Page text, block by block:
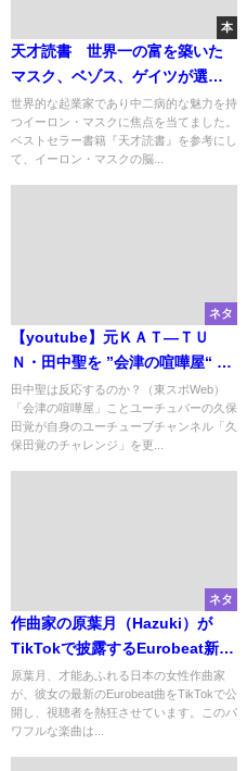
本
天才読書 世界一の富を築いた
マスク、ベゾス、ゲイツが選ぶ
100冊 を基に、イーロン・マス
クの脳内と未来の行動を解析
世界的な起業家であり中二病的な魅力を持
つイーロン・マスクに焦点を当てました。
ベストセラー書籍『天才読書』を参考にし
て、イーロン・マスクの脳...
ネタ
【youtube】元ＫＡＴ―ＴＵ
Ｎ・田中聖を ”会津の喧嘩屋“ が
挑発「久保田覚に勝ったらミー
トスパゲティ」
田中聖は反応するのか？（東スポWeb）
「会津の喧嘩屋」ことユーチュバーの久保
田覚が自身のユーチューブチャンネル「久
保田覚のチャレンジ」を更...
ネタ
作曲家の原葉月（Hazuki）が
TikTokで披露するEurobeat新
曲：リズミカルなビートでファ
ンを魅了
原葉月、才能あふれる日本の女性作曲家
が、彼女の最新のEurobeat曲をTikTokで公
開し、視聴者を熱狂させています。このパ
ワフルな楽曲は...